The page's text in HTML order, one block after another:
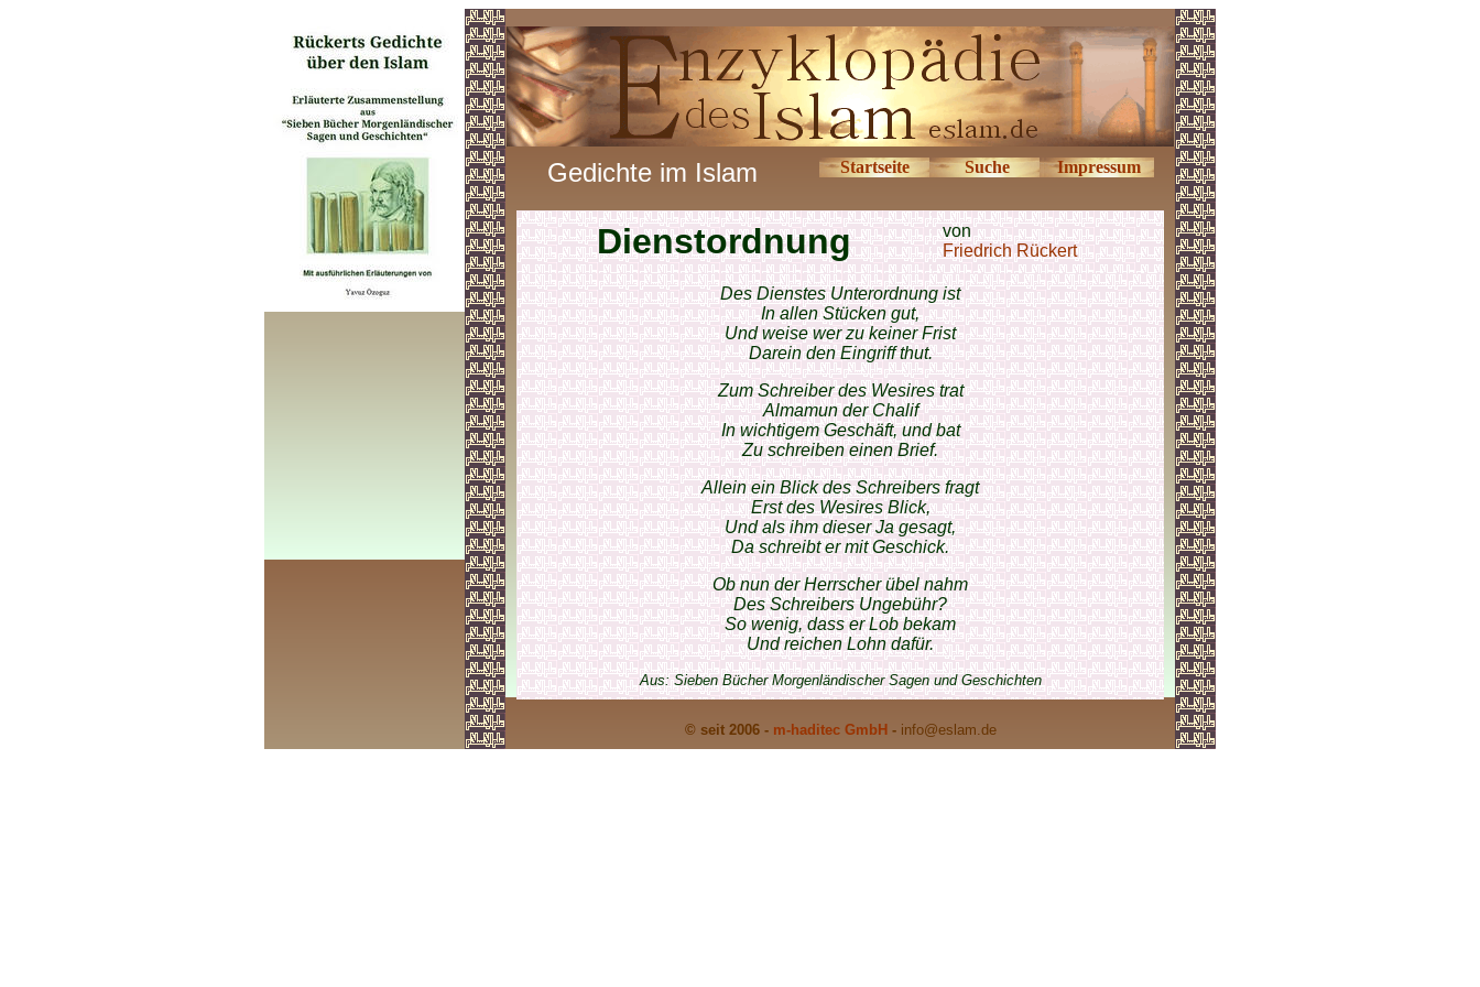
Gedichte im Islam Startseite Suche Impressum
Dienstordnung
von
Friedrich Rückert
Des Dienstes Unterordnung ist
In allen Stücken gut,
Und weise wer zu keiner Frist
Darein den Eingriff thut.
Zum Schreiber des Wesires trat
Almamun der Chalif
In wichtigem Geschäft, und bat
Zu schreiben einen Brief.
Allein ein Blick des Schreibers fragt
Erst des Wesires Blick,
Und als ihm dieser Ja gesagt,
Da schreibt er mit Geschick.
Ob nun der Herrscher übel nahm
Des Schreibers Ungebühr?
So wenig, dass er Lob bekam
Und reichen Lohn dafür.
Aus: Sieben Bücher Morgenländischer Sagen und Geschichten
© seit 2006 - m-haditec GmbH - info@eslam.de